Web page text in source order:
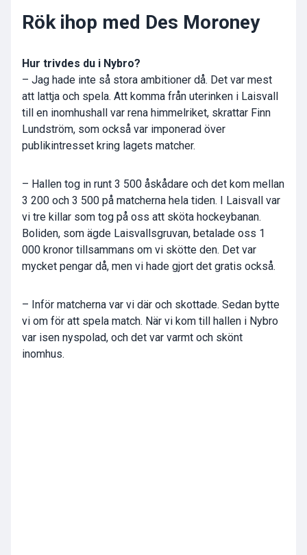
Rök ihop med Des Moroney
Hur trivdes du i Nybro?
– Jag hade inte så stora ambitioner då. Det var mest
att lattja och spela. Att komma från uterinken i Laisvall
till en inomhushall var rena himmelriket, skrattar Finn
Lundström, som också var imponerad över
publikintresset kring lagets matcher.
– Hallen tog in runt 3 500 åskådare och det kom mellan
3 200 och 3 500 på matcherna hela tiden. I Laisvall var
vi tre killar som tog på oss att sköta hockeybanan.
Boliden, som ägde Laisvallsgruvan, betalade oss 1
000 kronor tillsammans om vi skötte den. Det var
mycket pengar då, men vi hade gjort det gratis också.
– Inför matcherna var vi där och skottade. Sedan bytte
vi om för att spela match. När vi kom till hallen i Nybro
var isen nyspolad, och det var varmt och skönt
inomhus.